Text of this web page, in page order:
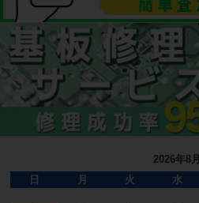
2026年8月
日
月 火 水